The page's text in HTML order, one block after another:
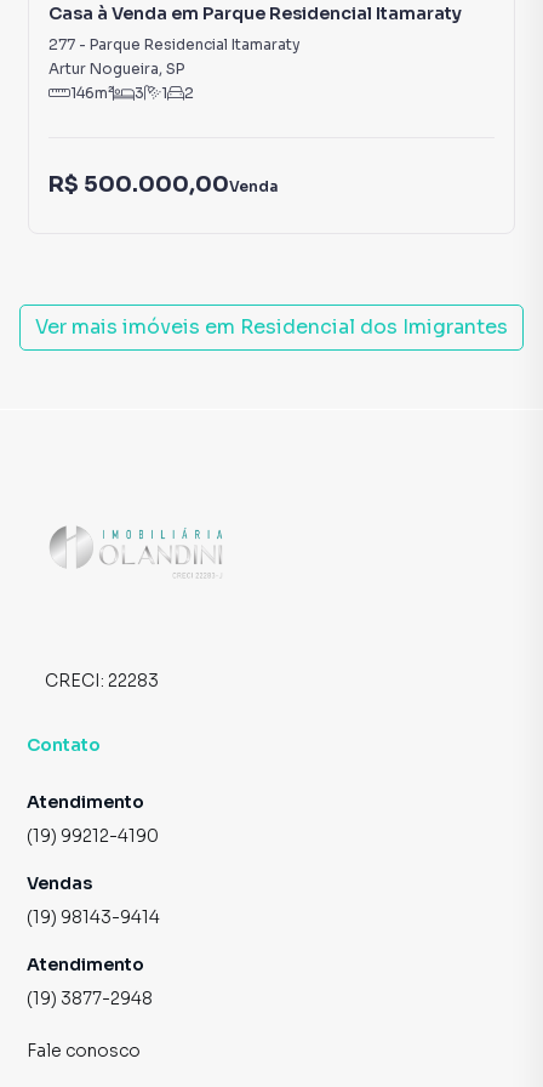
Casa à Venda em Parque Residencial Itamaraty
277 - Parque Residencial Itamaraty
Artur Nogueira, SP
146m² 3 1 2
R$ 500.000,00Venda
Ver mais imóveis em Residencial dos Imigrantes
CRECI: 22283
Contato
Atendimento
(19) 99212-4190
Vendas
(19) 98143-9414
Atendimento
(19) 3877-2948
Fale conosco